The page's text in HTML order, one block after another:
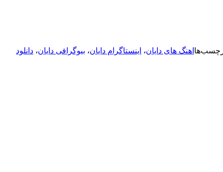
اهنگ های دایان، اینستاگرام دایان، بیوگرافی دایان، دانلود